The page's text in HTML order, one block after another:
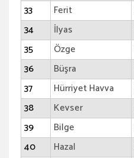
33
Ferit
34
İlyas
35
Özge
36
Büşra
37
Hürriyet Havva
38
Kevser
39
Bilge
40
Hazal